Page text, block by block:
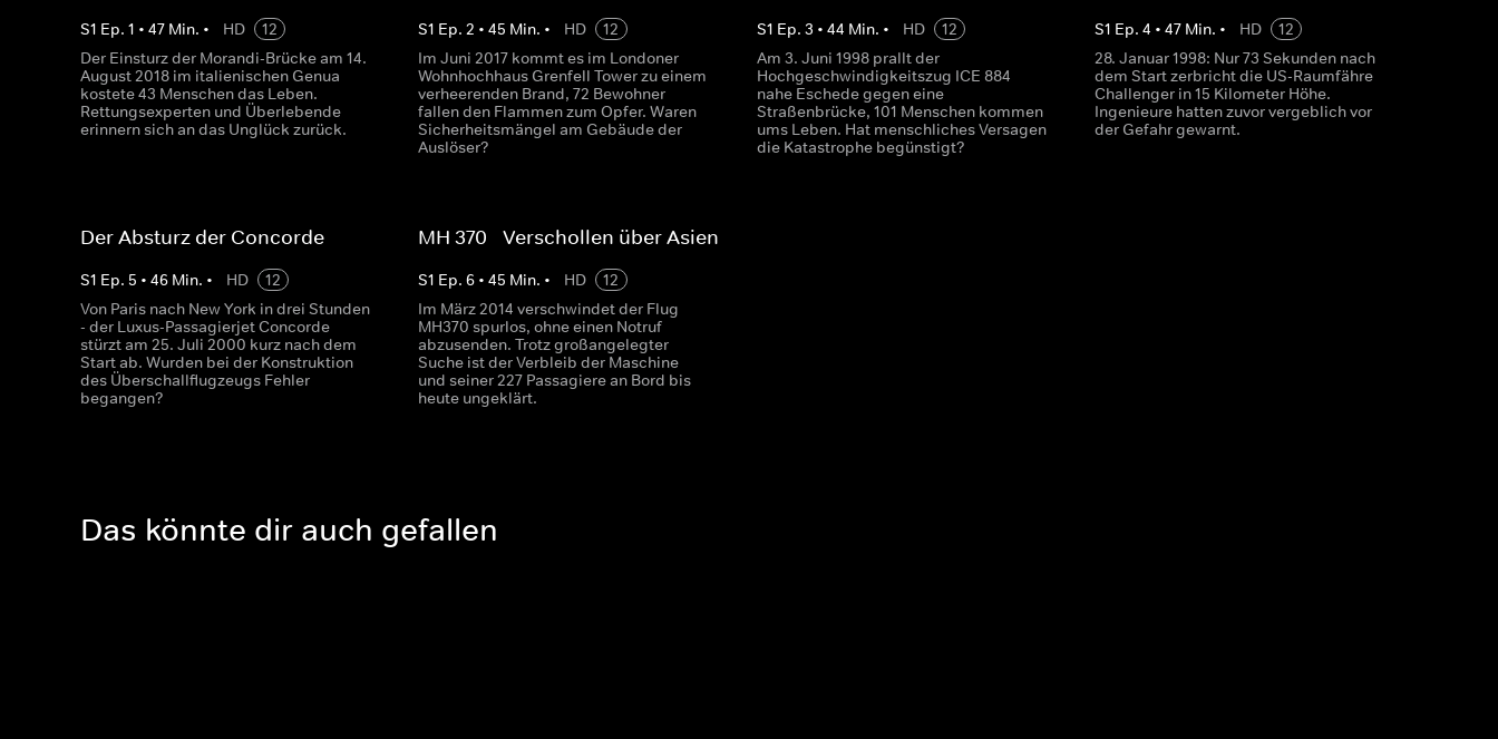
S1 Ep. 1 • 47 Min. • HD
12
Der Einsturz der Morandi-Brücke am 14.
August 2018 im italienischen Genua
kostete 43 Menschen das Leben.
Rettungsexperten und Überlebende
erinnern sich an das Unglück zurück.
S1 Ep.2 •45 Min. • HD
12
Im Juni 2017 kommt es im Londoner
Wohnhochhaus Grenfell Tower zu einem
verheerenden Brand, 72 Bewohner
fallen den Flammen zum Opfer. Waren
Sicherheitsmängel am Gebäude der
Auslöser?
S1 Ep. 3 • 44 Min. • HD
12
Am 3. Juni 1998 prallt der
Hochgeschwindigkeitszug ICE 884
nahe Eschede gegen eine
Straßenbrücke, 101 Menschen kommen
ums Leben. Hat menschliches Versagen
die Katastrophe begünstigt?
S1 Ep. 4 • 47Min. • HD
12
28. Januar 1998: Nur 73 Sekunden nach
dem Start zerbricht die US-Raumfähre
Challenger in 15 Kilometer Höhe.
Ingenieure hatten zuvor vergeblich vor
der Gefahr gewarnt.
Der Absturz der Concorde
S1 Ep. 5 • 46 Min. • HD
12
Von Paris nach New York in drei Stunden
- der Luxus-Passagierjet Concorde
stürzt am 25. Juli 2000 kurz nach dem
Start ab. Wurden bei der Konstruktion
des Überschallflugzeugs Fehler
begangen?
MH 370 - Verschollen über Asien
S1 Ep.6 •45 Min. • HD
12
Im März 2014 verschwindet der Flug
MH370 spurlos, ohne einen Notruf
abzusenden. Trotz großangelegter
Suche ist der Verbleib der Maschine
und seiner 227 Passagiere an Bord bis
heute ungeklärt.
Das könnte dir auch gefallen